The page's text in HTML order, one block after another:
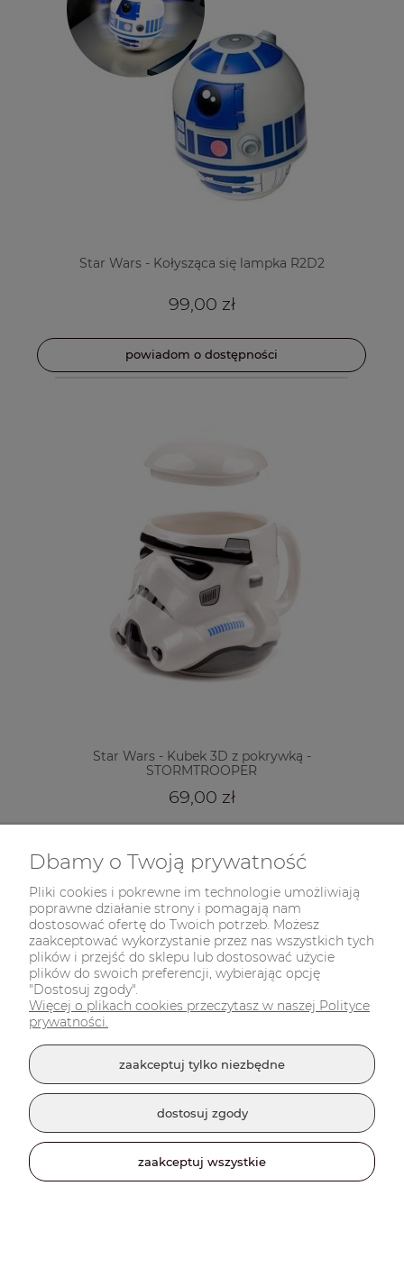
Star Wars - Kołysząca się lampka R2D2
99,00 zł
powiadom o dostępności
Star Wars - Kubek 3D z pokrywką -
STORMTROOPER
69,00 zł
Dbamy o Twoją prywatność
Pliki cookies i pokrewne im technologie umożliwiają
poprawne działanie strony i pomagają nam
dostosować ofertę do Twoich potrzeb. Możesz
zaakceptować wykorzystanie przez nas wszystkich tych
plików i przejść do sklepu lub dostosować użycie
plików do swoich preferencji, wybierając opcję
"Dostosuj zgody".
Więcej o plikach cookies przeczytasz w naszej Polityce
prywatności.
zaakceptuj tylko niezbędne
dostosuj zgody
zaakceptuj wszystkie